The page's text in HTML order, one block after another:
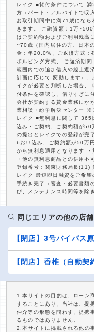
レイク ■貸付条件について
方（パート・アルバイトで収
お取引期間中に満71歳になら
きます。 ご融資額：1万
はご契約額およびご利用残高
~70歳（国内居住の方、日本
金：年20.0%、ご返済方式：
ボルビング方式、 ご返済期
範囲内での追加借入や繰上返
計画に応じて 変動します）
イクが必要と判断した場合
付条件を確認し、借りすぎに
会社が契約する貸金業務にか
業相談・紛争解決センター ※
レイク ■無利息に関して
込み・ご契約、ご契約額が50
の提出とレイクでの登録が
bお申込み、ご契約額が50万
から無利息適用となります
・他の無利息商品との併用
登録番号：関東財務局長
レイク 最短即日融資をご希
手続き完了（審査・必要書類
び、メンテナンス時間等を除
同じエリアの他の店
【閉店】3号バイパス
【閉店】香椎（自動契
1.本サイトの目的は、ローン
することにあり、当社は、提
仲介等の形態を問わず、提携
るものではありません。
2.本サイトに掲載される他の